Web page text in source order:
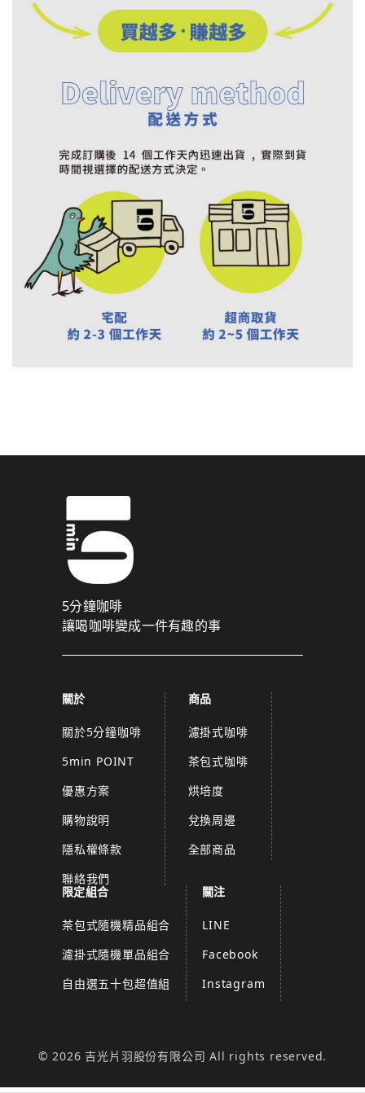
5分鐘咖啡
讓喝咖啡變成一件有趣的事
關於
關於5分鐘咖啡
5min POINT
優惠方案
購物說明
隱私權條款
聯絡我們
商品
濾掛式咖啡
茶包式咖啡
烘培度
兌換周邊
全部商品
限定組合
茶包式隨機精品組合
濾掛式隨機單品組合
自由選五十包超值組
關注
LINE
Facebook
Instagram
© 2026 吉光片羽股份有限公司 All rights reserved.